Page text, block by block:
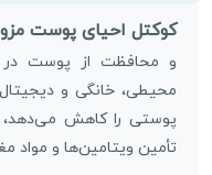
کوکتل احیای پوست
و محافظت از پوست در
محیطی، خانگی و
پوستی را کاهش می‌دهد،
تأمین ویتامین‌ها و مواد